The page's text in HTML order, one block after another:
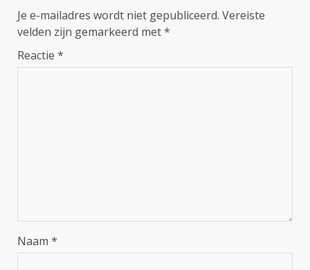
Je e-mailadres wordt niet gepubliceerd. Vereiste
velden zijn gemarkeerd met*
Reactie *
Naam *